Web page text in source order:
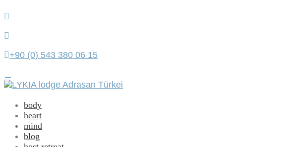
+90 (0) 543 380 06 15
Toggle
body
heart
mind
blog